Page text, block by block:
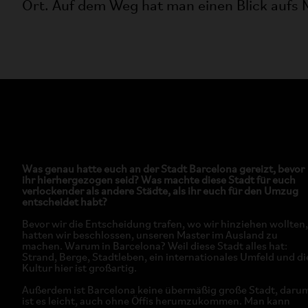
Ort. Auf dem Weg hat man einen Blick
Was genau hatte euch an der Stadt Barcelona gereizt, bevor
ihr hierhergezogen seid? Was machte diese Stadt für euch
verlockender als andere Städte, als ihr euch für den Umzug
entscheidet habt?
Bevor wir die Entscheidung trafen, wo wir hinziehen wollten,
hatten wir beschlossen, unseren Master im Ausland zu
machen. Warum in Barcelona? Weil diese Stadt alles hat:
Strand, Berge, Stadtleben, ein internationales Umfeld und
Kultur hier ist großartig.
Außerdem ist Barcelona keine übermäßig große Stadt,
ist es leicht, auch ohne Öffis herumzukommen. Man kann